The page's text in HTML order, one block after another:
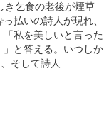
き乞食の老後が煙草
払いの詩人が現れ、
私を美しいと言った
と答える。いつしか
そして詩人